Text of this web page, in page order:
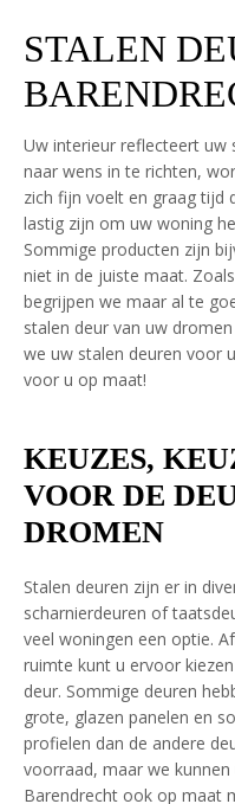
STALEN
Uw interieur reflecteert uw
naar wens in te richten,
zich fijn voelt en graag tijd
lastig zijn om uw woning
Sommige producten zijn
niet in de juiste maat.
begrijpen we maar al te
stalen deur van uw
we uw stalen deuren voor
voor u op maat!
KEUZES,
VOOR DE
DROMEN
Stalen deuren zijn er in
scharnierdeuren of
veel woningen een optie.
ruimte kunt u ervoor
deur. Sommige deuren
grote, glazen panelen en
profielen dan de andere
voorraad, maar we
Barendrecht ook op maat